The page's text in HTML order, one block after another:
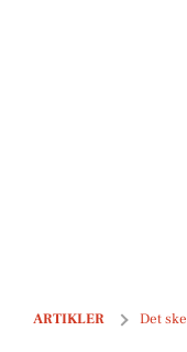
ARTIKLER Det
Oplev 'Balladen om